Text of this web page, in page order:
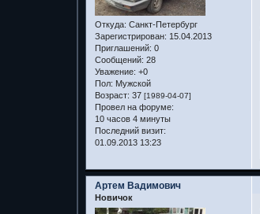
Откуда: Санкт-Петербург
Зарегистрирован: 15.04.2013
Приглашений: 0
Сообщений: 28
Уважение: +0
Пол: Мужской
Возраст: 37 [1989-04-07]
Провел на форуме:
10 часов 4 минуты
Последний визит:
01.09.2013 13:23
Артем Вадимович
Новичок